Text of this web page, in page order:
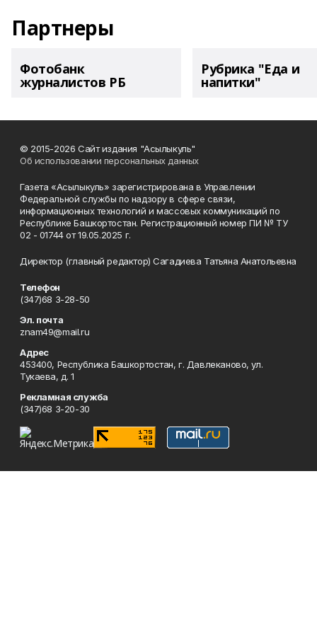
Партнеры
Фотобанк
журналистов РБ
Рубрика "Еда и
напитки"
© 2015-2026 Сайт издания "Асылыкуль"
Об использовании персональных данных
Газета «Асылыкуль» зарегистрирована в Управлении
Федеральной службы по надзору в сфере связи,
информационных технологий и массовых коммуникаций по
Республике Башкортостан. Регистрационный номер ПИ № ТУ
02 - 01744 от 19.05.2025 г.
Директор (главный редактор) Сагадиева Татьяна Анатольевна
Телефон
(347)68 3-28-50
Эл. почта
znam49@mail.ru
Адрес
453400, Республика Башкортостан, г. Давлеканово, ул.
Тукаева, д. 1
Рекламная служба
(347)68 3-20-30